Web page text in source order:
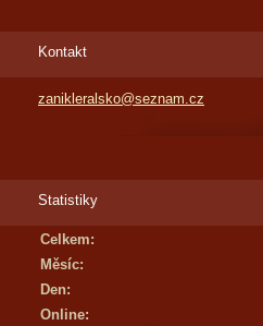
Kontakt
zanikleralsko@seznam.cz
Statistiky
Online:
Celkem:
Měsíc:
Den: